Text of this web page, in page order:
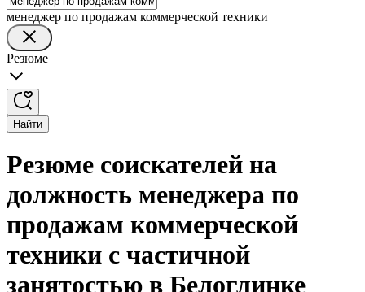
менеджер по продажам коммерческой техники
Резюме
Найти
Резюме соискателей на
должность менеджера по
продажам коммерческой
техники с частичной
занятостью в Белоглинке